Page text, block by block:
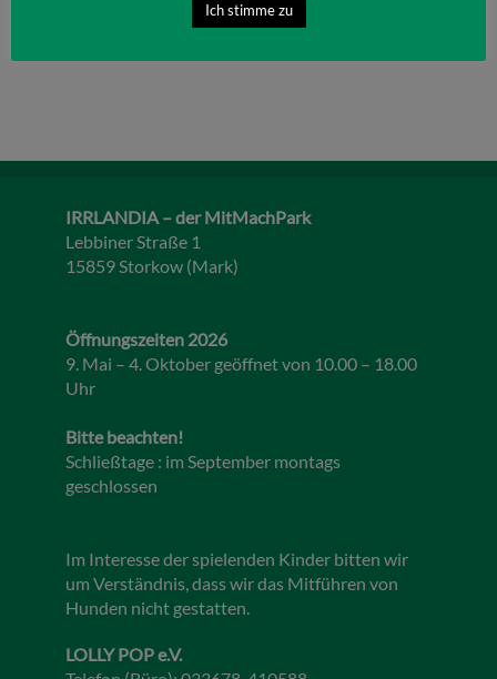
IRRLANDIA – der MitMachPark
Lebbiner Straße 1
15859 Storkow (Mark)
Öffnungszeiten 2026
9. Mai – 4. Oktober geöffnet von 10.00 – 18.00
Uhr
Bitte beachten!
Schließtage : im September montags
geschlossen
Im Interesse der spielenden Kinder bitten wir
um Verständnis, dass wir das Mitführen von
Hunden nicht gestatten.
LOLLY POP e.V.
Ich stimme zu